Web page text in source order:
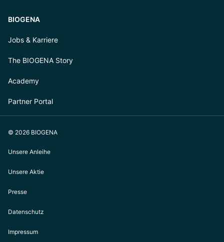
BIOGENA
Jobs & Karriere
The BIOGENA Story
Academy
Partner Portal
© 2026 BIOGENA
Unsere Anleihe
Unsere Aktie
Presse
Datenschutz
Impressum